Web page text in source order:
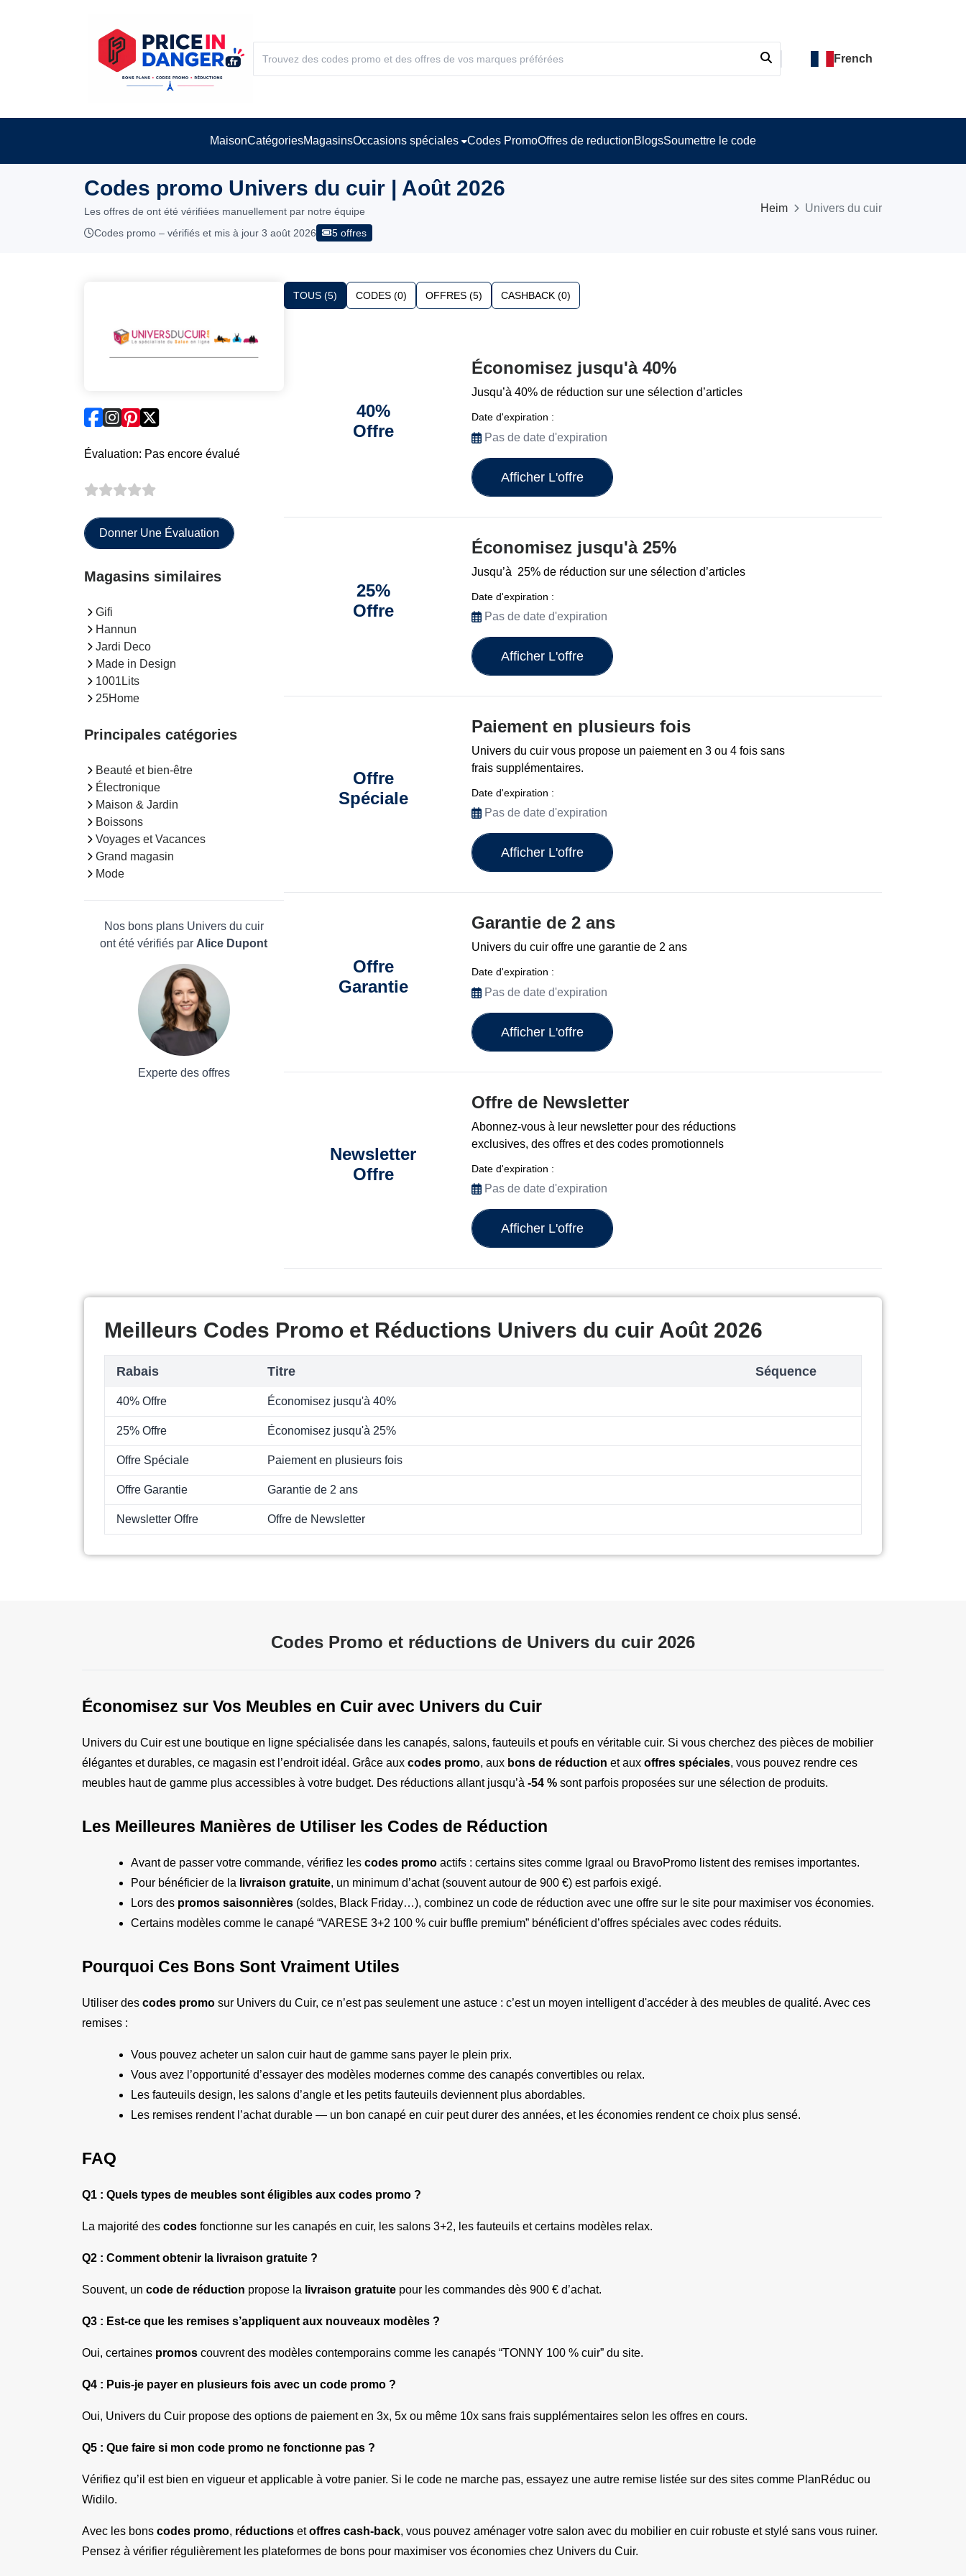
French
MaisonCatégoriesMagasinsOccasions spéciales Codes PromoOffres de reductionBlogsSoumettre le code
Codes promo Univers du cuir | Août 2026
Les offres de ont été vérifiées manuellement par notre équipe
Codes promo – vérifiés et mis à jour 3 août 2026
5 offres
Heim Univers du cuir
Évaluation: Pas encore évalué
Donner Une Évaluation
Magasins similaires
Gifi
Hannun
Jardi Deco
Made in Design
1001Lits
25Home
Principales catégories
Beauté et bien-être
Électronique
Maison & Jardin
Boissons
Voyages et Vacances
Grand magasin
Mode
Nos bons plans Univers du cuir
ont été vérifiés par Alice Dupont
Experte des offres
TOUS (5) CODES (0) OFFRES (5) CASHBACK (0)
40%
Offre
Économisez jusqu'à 40%
Jusqu’à 40% de réduction sur une sélection d’articles
Date d'expiration :
Pas de date d'expiration
Afficher L'offre
25%
Offre
Économisez jusqu'à 25%
Jusqu’à 25% de réduction sur une sélection d’articles
Date d'expiration :
Pas de date d'expiration
Afficher L'offre
Offre
Spéciale
Paiement en plusieurs fois
Univers du cuir vous propose un paiement en 3 ou 4 fois sans
frais supplémentaires.
Date d'expiration :
Pas de date d'expiration
Afficher L'offre
Offre
Garantie
Garantie de 2 ans
Univers du cuir offre une garantie de 2 ans
Date d'expiration :
Pas de date d'expiration
Afficher L'offre
Newsletter
Offre
Offre de Newsletter
Abonnez-vous à leur newsletter pour des réductions
exclusives, des offres et des codes promotionnels
Date d'expiration :
Pas de date d'expiration
Afficher L'offre
Meilleurs Codes Promo et Réductions Univers du cuir Août 2026
Rabais Titre Séquence
40% Offre Économisez jusqu'à 40%
25% Offre Économisez jusqu'à 25%
Offre Spéciale Paiement en plusieurs fois
Offre Garantie Garantie de 2 ans
Newsletter Offre Offre de Newsletter
Codes Promo et réductions de Univers du cuir 2026
Économisez sur Vos Meubles en Cuir avec Univers du Cuir
Univers du Cuir est une boutique en ligne spécialisée dans les canapés, salons, fauteuils et poufs en véritable cuir. Si vous cherchez des pièces de mobilier
élégantes et durables, ce magasin est l’endroit idéal. Grâce aux codes promo, aux bons de réduction et aux offres spéciales, vous pouvez rendre ces
meubles haut de gamme plus accessibles à votre budget. Des réductions allant jusqu’à -54 % sont parfois proposées sur une sélection de produits.
Les Meilleures Manières de Utiliser les Codes de Réduction
Avant de passer votre commande, vérifiez les codes promo actifs : certains sites comme Igraal ou BravoPromo listent des remises importantes.
Pour bénéficier de la livraison gratuite, un minimum d’achat (souvent autour de 900 €) est parfois exigé.
Lors des promos saisonnières (soldes, Black Friday…), combinez un code de réduction avec une offre sur le site pour maximiser vos économies.
Certains modèles comme le canapé “VARESE 3+2 100 % cuir buffle premium” bénéficient d’offres spéciales avec codes réduits.
Pourquoi Ces Bons Sont Vraiment Utiles
Utiliser des codes promo sur Univers du Cuir, ce n’est pas seulement une astuce : c’est un moyen intelligent d'accéder à des meubles de qualité. Avec ces
remises :
Vous pouvez acheter un salon cuir haut de gamme sans payer le plein prix.
Vous avez l’opportunité d’essayer des modèles modernes comme des canapés convertibles ou relax.
Les fauteuils design, les salons d’angle et les petits fauteuils deviennent plus abordables.
Les remises rendent l’achat durable — un bon canapé en cuir peut durer des années, et les économies rendent ce choix plus sensé.
FAQ
Q1 : Quels types de meubles sont éligibles aux codes promo ?
La majorité des codes fonctionne sur les canapés en cuir, les salons 3+2, les fauteuils et certains modèles relax.
Q2 : Comment obtenir la livraison gratuite ?
Souvent, un code de réduction propose la livraison gratuite pour les commandes dès 900 € d’achat.
Q3 : Est-ce que les remises s’appliquent aux nouveaux modèles ?
Oui, certaines promos couvrent des modèles contemporains comme les canapés “TONNY 100 % cuir” du site.
Q4 : Puis-je payer en plusieurs fois avec un code promo ?
Oui, Univers du Cuir propose des options de paiement en 3x, 5x ou même 10x sans frais supplémentaires selon les offres en cours.
Q5 : Que faire si mon code promo ne fonctionne pas ?
Vérifiez qu’il est bien en vigueur et applicable à votre panier. Si le code ne marche pas, essayez une autre remise listée sur des sites comme PlanRéduc ou
Widilo.
Avec les bons codes promo, réductions et offres cash-back, vous pouvez aménager votre salon avec du mobilier en cuir robuste et stylé sans vous ruiner.
Pensez à vérifier régulièrement les plateformes de bons pour maximiser vos économies chez Univers du Cuir.